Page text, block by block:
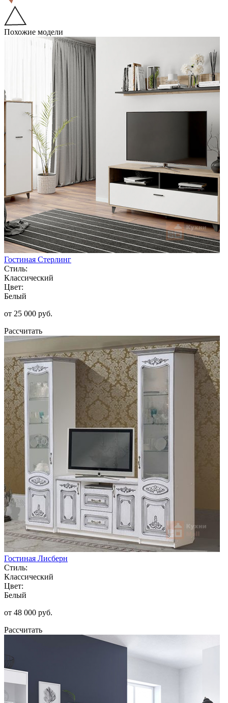
Похожие модели
Гостиная Стерлинг
Стиль:
Классический
Цвет:
Белый
от 25 000 руб.
Рассчитать
Гостиная Лисберн
Стиль:
Классический
Цвет:
Белый
от 48 000 руб.
Рассчитать